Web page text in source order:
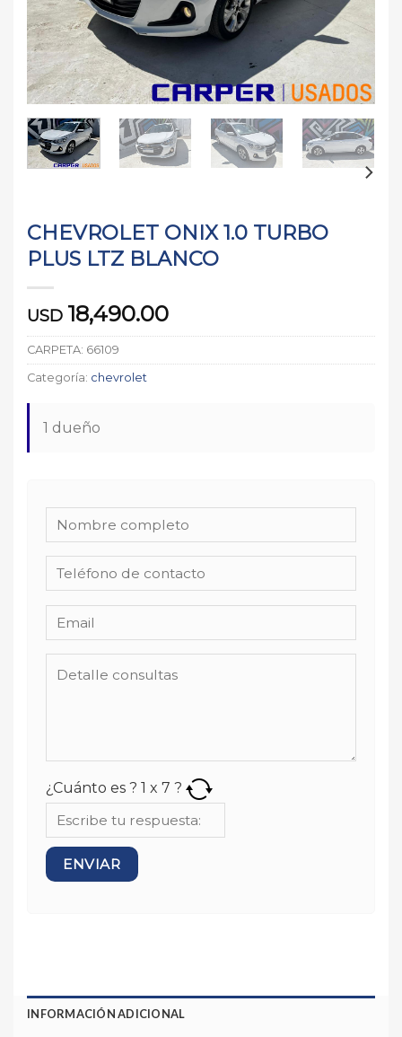
CHEVROLET ONIX 1.0 TURBO
PLUS LTZ BLANCO
USD 18,490.00
CARPETA: 66109
Categoría: chevrolet
1 dueño
¿Cuánto es ? 1 x 7 ?
INFORMACIÓN ADICIONAL